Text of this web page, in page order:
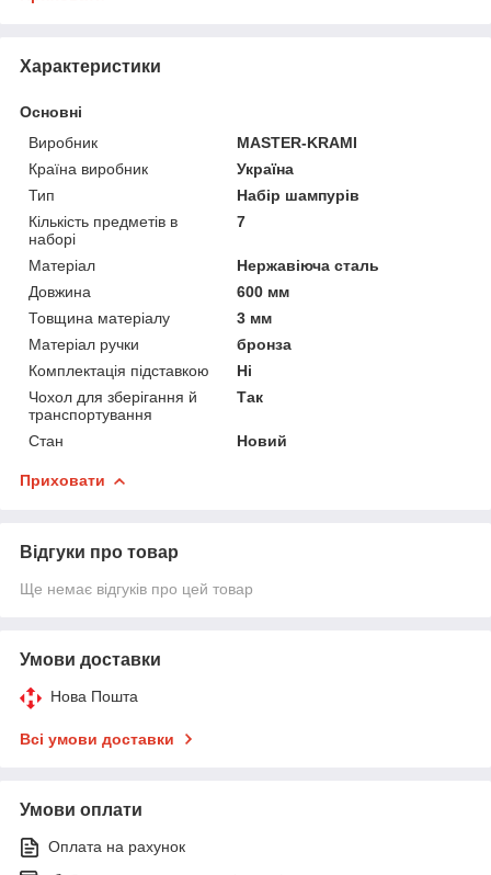
Характеристики
Основні
Виробник
MASTER-KRAMI
Країна виробник
Україна
Тип
Набір шампурів
Кількість предметів в
наборі
7
Матеріал
Нержавіюча сталь
Довжина
600 мм
Товщина матеріалу
3 мм
Матеріал ручки
бронза
Комплектація підставкою
Ні
Чохол для зберігання й
транспортування
Так
Стан Новий
Приховати
Відгуки про товар
Ще немає відгуків про цей товар
Умови доставки
Нова Пошта
Всі умови доставки
Умови оплати
Оплата на рахунок